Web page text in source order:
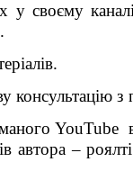
у своєму
консультацію з
YouTube
автора –